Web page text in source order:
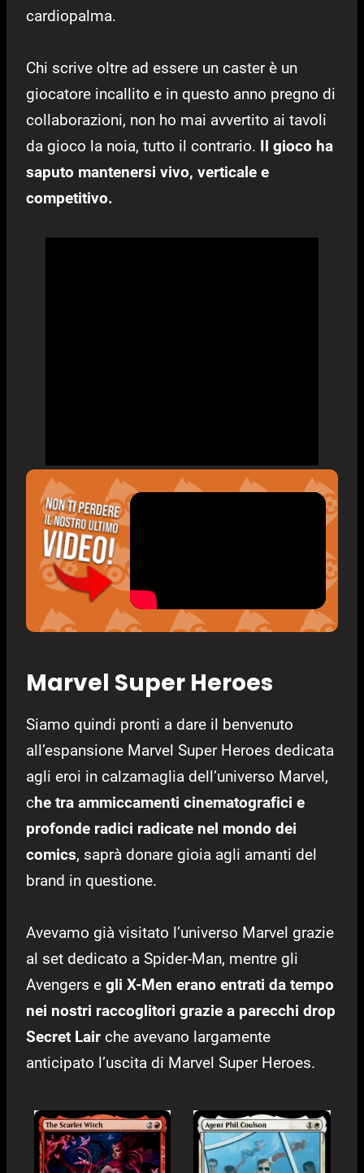
cardiopalma.
Chi scrive oltre ad essere un caster è un
giocatore incallito e in questo anno pregno di
collaborazioni, non ho mai avvertito ai tavoli
da gioco la noia, tutto il contrario. Il gioco ha
saputo mantenersi vivo, verticale e
competitivo.
Marvel Super Heroes
Siamo quindi pronti a dare il benvenuto
all’espansione Marvel Super Heroes dedicata
agli eroi in calzamaglia dell’universo Marvel,
che tra ammiccamenti cinematografici e
profonde radici radicate nel mondo dei
comics, saprà donare gioia agli amanti del
brand in questione.
Avevamo già visitato l’universo Marvel grazie
al set dedicato a Spider-Man, mentre gli
Avengers e gli X-Men erano entrati da tempo
nei nostri raccoglitori grazie a parecchi drop
Secret Lair che avevano largamente
anticipato l’uscita di Marvel Super Heroes.